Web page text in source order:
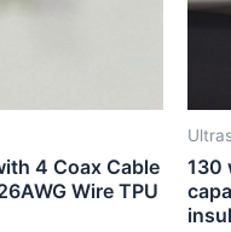
4 Coax Cable
Wire TPU
130